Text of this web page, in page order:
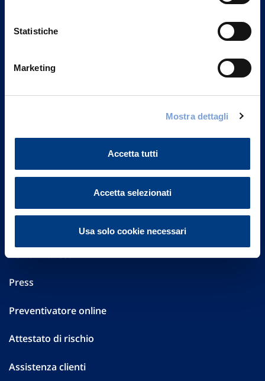
Statistiche
Marketing
Mostra dettagli
Accetta tutti
Accetta selezionati
Usa solo cookie necessari
20149 Milano
Governance
Investor Relations
Performances
Press
Preventivatore online
Attestato di rischio
Assistenza clienti